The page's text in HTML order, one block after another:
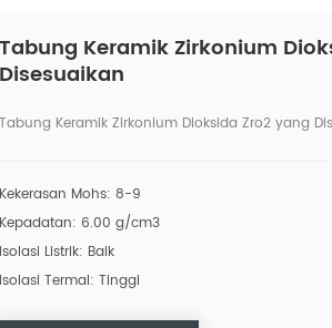
Tabung Keramik Zirkonium
Disesuaikan
Tabung Keramik Zirkonium Dioksida Zro2 yang
Kekerasan Mohs: 8-9
Kepadatan: 6.00 g/cm3
Isolasi Listrik: Baik
Isolasi Termal: Tinggi